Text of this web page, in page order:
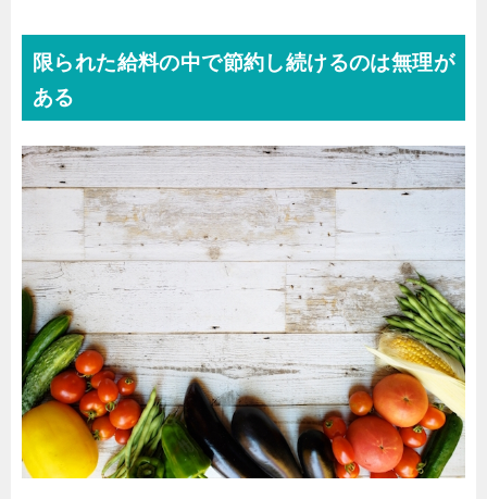
限られた給料の中で節約し続けるのは無理が
ある